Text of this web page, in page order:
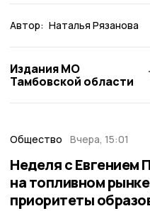
Автор: Наталья Рязанова
Издания МО
Тамбовской области
Общество Вчера, 15:01
Неделя с Евгением
на топливном
приоритеты